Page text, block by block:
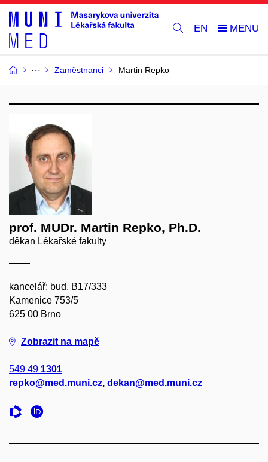
EN
Zaměstnanci Martin Repko
prof. MUDr. Martin Repko, Ph.D.
děkan Lékařské fakulty
kancelář: bud. B17/333
Kamenice 753/5
625 00 Brno
Zobrazit na mapě
549 49 1301
repko@med.muni.cz, dekan@med.muni.cz